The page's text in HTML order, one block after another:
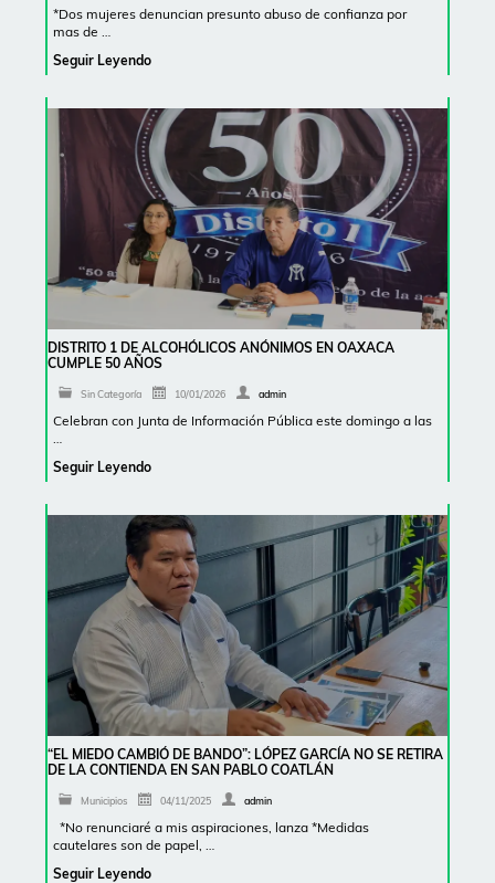
*Dos mujeres denuncian presunto abuso de confianza por
mas de …
Seguir Leyendo
DISTRITO 1 DE ALCOHÓLICOS ANÓNIMOS EN OAXACA
CUMPLE 50 AÑOS
Sin Categoría 10/01/2026 admin
Celebran con Junta de Información Pública este domingo a las
Seguir Leyendo
“EL MIEDO CAMBIÓ DE BANDO”: LÓPEZ GARCÍA NO SE RETIRA
DE LA CONTIENDA EN SAN PABLO COATLÁN
Municipios 04/11/2025 admin
*No renunciaré a mis aspiraciones, lanza *Medidas
cautelares son de papel, …
Seguir Leyendo